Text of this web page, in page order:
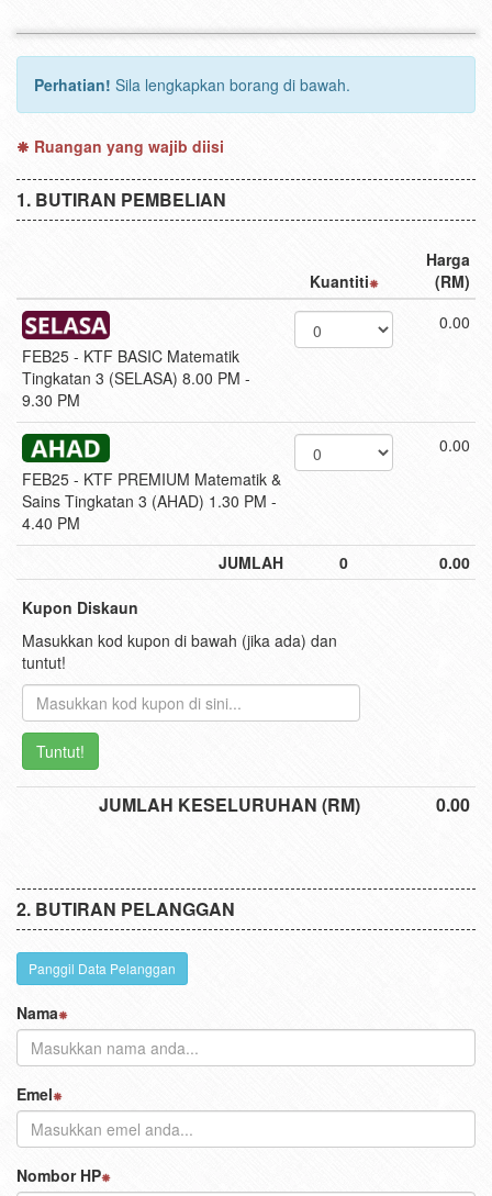
Perhatian! Sila lengkapkan borang di bawah.
Ruangan yang wajib diisi
BUTIRAN PEMBELIAN
Kuantiti
Harga
(RM)
FEB25 - KTF BASIC Matematik
Tingkatan 3 (SELASA) 8.00 PM -
9.30 PM
0.00
FEB25 - KTF PREMIUM Matematik &
Sains Tingkatan 3 (AHAD) 1.30 PM -
4.40 PM
0.00
JUMLAH 0 0.00
Kupon Diskaun
Masukkan kod kupon di bawah (jika ada) dan
tuntut!
Tuntut!
JUMLAH KESELURUHAN (RM) 0.00
BUTIRAN PELANGGAN
Panggil Data Pelanggan
Nama
Emel
Nombor HP